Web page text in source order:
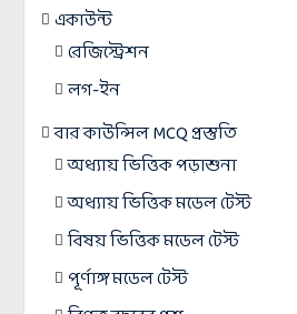
একাউন্ট
রেজিস্ট্রেশন
লগ-ইন
বার কাউন্সিল MCQ প্রস্তুতি
অধ্যায় ভিত্তিক পড়াশুনা
অধ্যায় ভিত্তিক মডেল টেস্ট
বিষয় ভিত্তিক মডেল টেস্ট
পূর্ণাঙ্গ মডেল টেস্ট